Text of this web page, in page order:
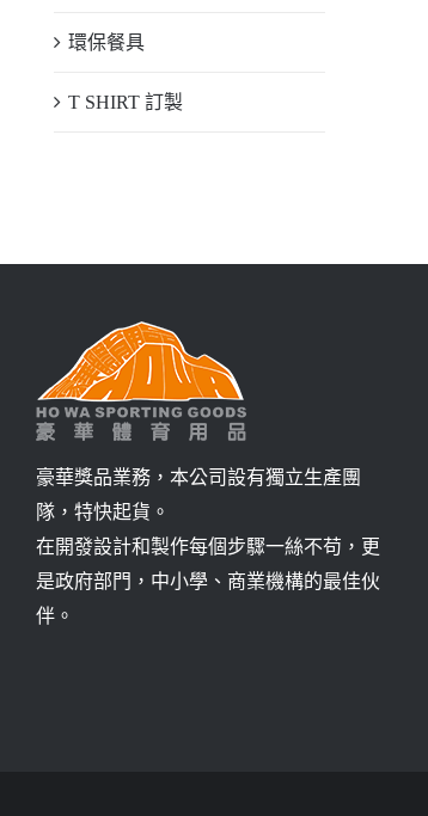
環保餐具
T SHIRT 訂製
豪華獎品業務，本公司設有獨立生產團
隊，特快起貨。
在開發設計和製作每個步驟一絲不苟，更
是政府部門，中小學、商業機構的最佳伙
伴。